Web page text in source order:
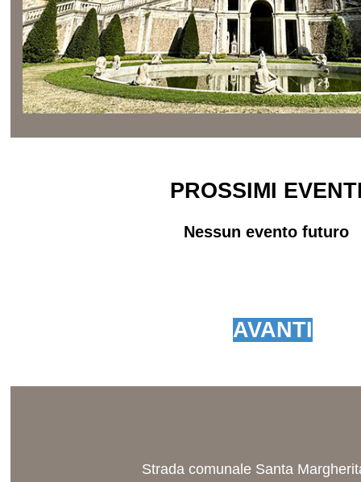
PROSSIMI
Nessun evento futuro
AVANTI
Strada comunale Santa